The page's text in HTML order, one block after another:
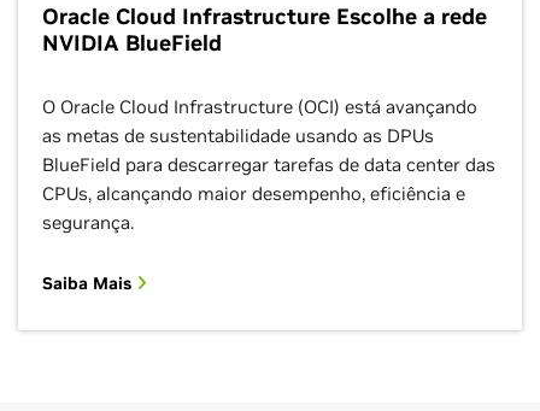
Oracle Cloud Infrastructure Escolhe a rede
NVIDIA BlueField
O Oracle Cloud Infrastructure (OCI) está avançando
as metas de sustentabilidade usando as DPUs
BlueField para descarregar tarefas de data center das
CPUs, alcançando maior desempenho, eficiência e
segurança.
Saiba Mais